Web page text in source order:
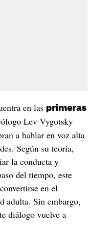
en las primeras
Lev Vygotsky
a hablar en voz alta
Según su teoría,
la conducta y
del tiempo, este
en el
adulta. Sin embargo,
diálogo vuelve a